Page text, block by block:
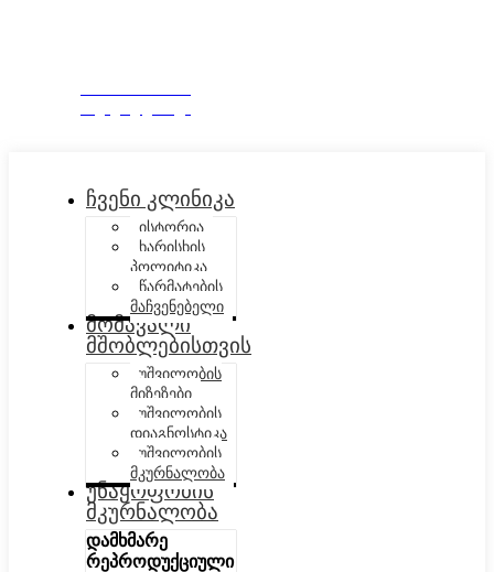
ჩვენი კლინიკა
ისტორია
ხარისხის
პოლიტიკა
წარმატების
მაჩვენებელი
მომავალი
მშობლებისთვის
უშვილობის
მიზეზები
უშვილობის
დიაგნოსტიკა
უშვილობის
მკურნალობა
უნაყოფობის
მკურნალობა
დამხმარე
რეპროდუქციული